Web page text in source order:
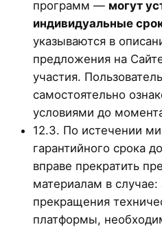
программ — могут
индивидуальные
указываются в
предложения на
участия.
самостоятельно
условиями до
12.3. По истечении
гарантийного срока
вправе прекратить
материалам в
прекращения
платформы,